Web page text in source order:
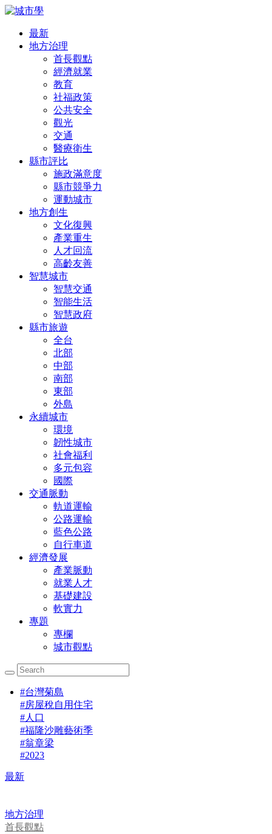
最新
地方治理
首長觀點
經濟就業
教育
社福政策
公共安全
觀光
交通
醫療衛生
縣市評比
施政滿意度
縣市競爭力
運動城市
地方創生
文化復興
產業重生
人才回流
高齡友善
智慧城市
智慧交通
智能生活
智慧政府
縣市旅遊
全台
北部
中部
南部
東部
外島
永續城市
環境
韌性城市
社會福利
多元包容
國際
交通脈動
軌道運輸
公路運輸
藍色公路
自行車道
經濟發展
產業脈動
就業人才
基礎建設
軟實力
專題
專欄
城市觀點
#台灣菊島
#房屋稅自用住宅
#人口
#福隆沙雕藝術季
#翁章梁
#2023
最新
地方治理
首長觀點